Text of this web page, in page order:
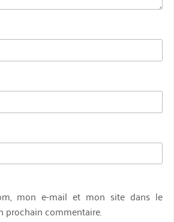
mon e-mail et mon site dans le
prochain commentaire.